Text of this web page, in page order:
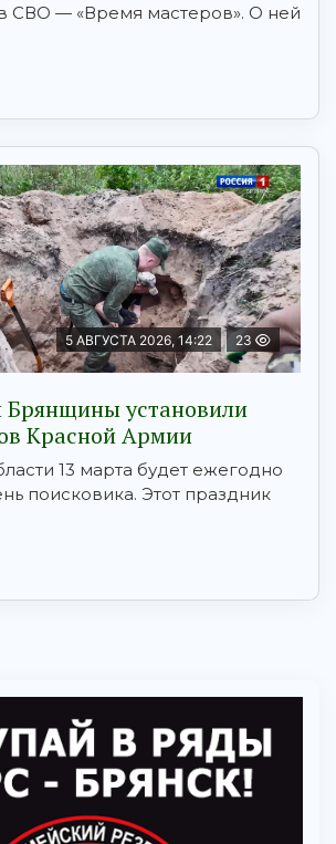
СВО — «Время мастеров». О ней
5 АВГУСТА 2026, 14:22 23
Брянщины установили
Красной Армии
13 марта будет ежегодно
поисковика. Этот праздник